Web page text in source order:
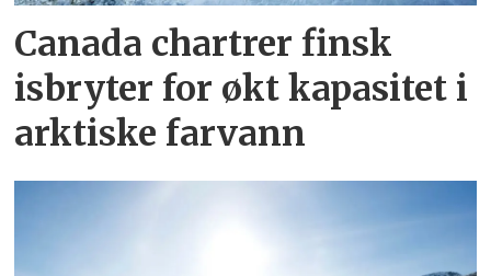
Canada chartrer finsk
isbryter for økt kapasitet i
arktiske farvann